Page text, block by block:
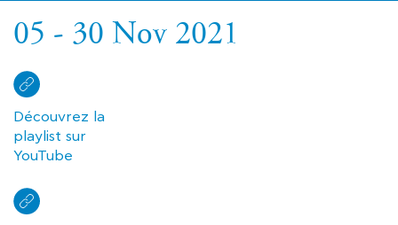
05 - 30 Nov 2021
Découvrez la
playlist sur
YouTube